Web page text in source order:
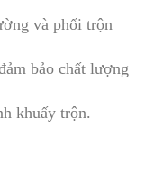
và phối trộn
bảo chất lượng
khuấy trộn.